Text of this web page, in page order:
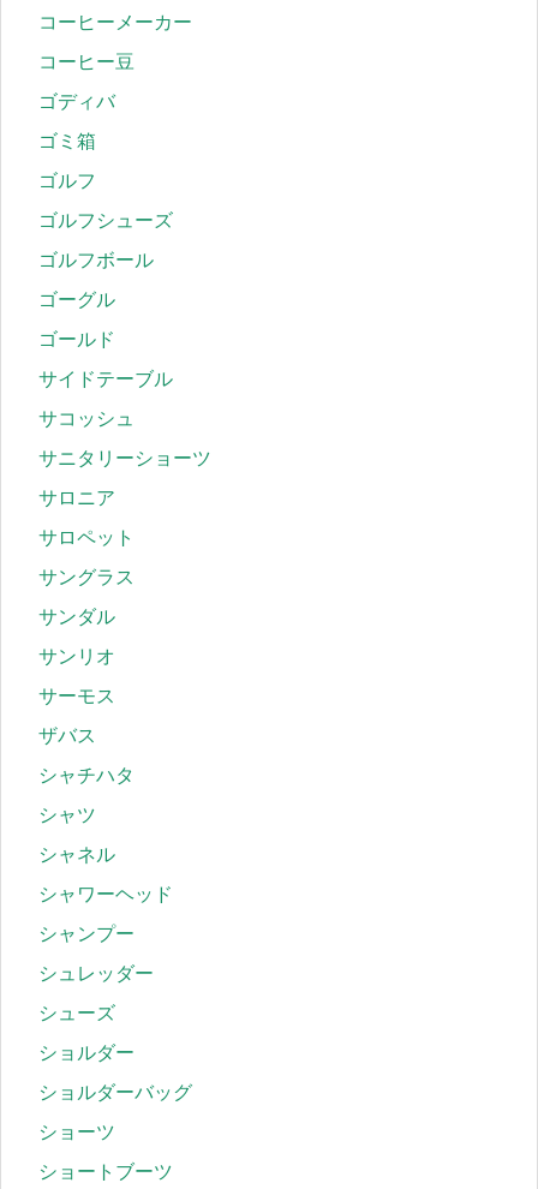
コーヒーメーカー
コーヒー豆
ゴディバ
ゴミ箱
ゴルフ
ゴルフシューズ
ゴルフボール
ゴーグル
ゴールド
サイドテーブル
サコッシュ
サニタリーショーツ
サロニア
サロペット
サングラス
サンダル
サンリオ
サーモス
ザバス
シャチハタ
シャツ
シャネル
シャワーヘッド
シャンプー
シュレッダー
シューズ
ショルダー
ショルダーバッグ
ショーツ
ショートブーツ